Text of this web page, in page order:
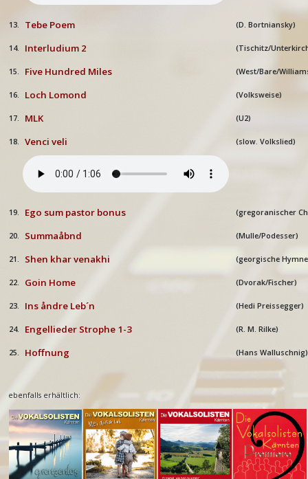
13. Tebe Poem (D. Bortniansky)
14. Interludium 2 (Tischitz/
15. Five Hundred Miles (West/Bare/
16. Loch Lomond (Volksweise)
17. MLK (U2)
18. Venci veli (slow. Volkslied)
19. Ego sum pastor bonus (gregoranischer
20. Summaåbnd (Mulle/Podesser)
21. Shen khar venakhi (georgische
22. Goin Home (Dvorak/Fischer)
23. Ins åndre Leb´n (Hedi Preissegger)
24. Engellieder Strophe 1-3 (R. M. Rilke)
25. Hoffnung (Hans Walluschnig)
ebenfalls erhältlich: